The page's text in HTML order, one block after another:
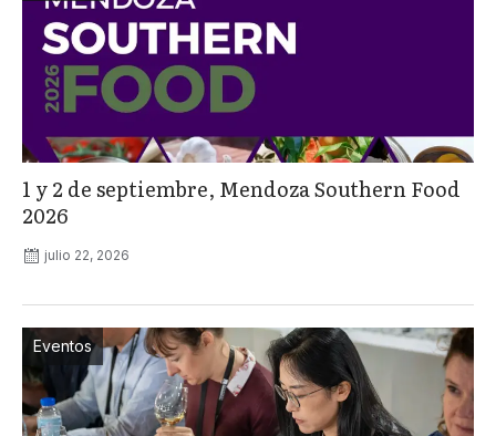
1 y 2 de septiembre, Mendoza Southern Food
2026
julio 22, 2026
Eventos